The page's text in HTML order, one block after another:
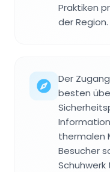
Praktiken
der Region.
Der
besten
thermalen
Besucher